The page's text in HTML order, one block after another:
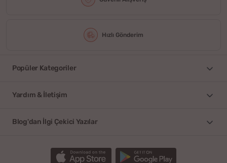
Hızlı Gönderim
Popüler Kategoriler
Yardım & İletişim
Blog'dan İlgi Çekici Yazılar